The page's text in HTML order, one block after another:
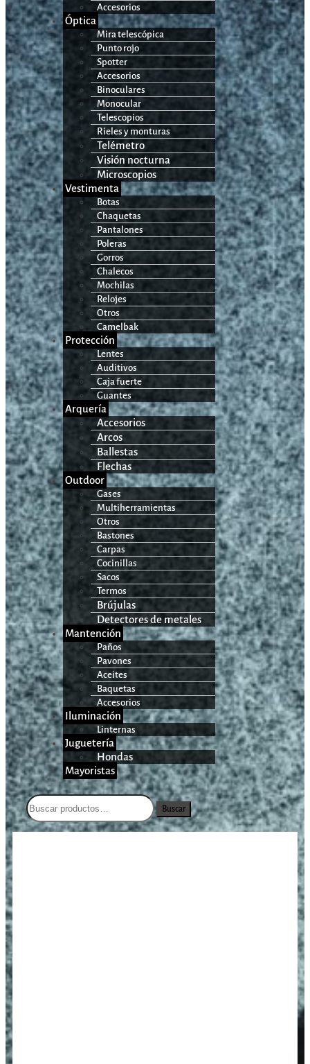
Accesorios
Óptica
Mira telescópica
Punto rojo
Spotter
Accesorios
Binoculares
Monocular
Telescopios
Rieles y monturas
Telémetro
Visión nocturna
Microscopios
Vestimenta
Botas
Chaquetas
Pantalones
Poleras
Gorros
Chalecos
Mochilas
Relojes
Otros
Camelbak
Protección
Lentes
Auditivos
Caja fuerte
Guantes
Arquería
Accesorios
Arcos
Ballestas
Flechas
Outdoor
Gases
Multiherramientas
Otros
Bastones
Carpas
Cocinillas
Sacos
Termos
Brújulas
Detectores de metales
Mantención
Paños
Pavones
Aceites
Baquetas
Accesorios
Iluminación
Linternas
Juguetería
Hondas
Mayoristas
Buscar